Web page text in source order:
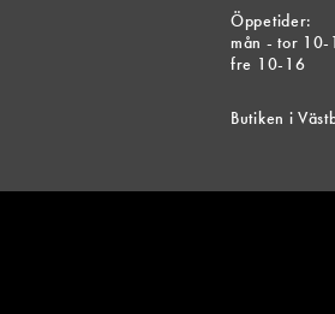
Öppetider:
mån - tor 10-
fre 10-16
Butiken i